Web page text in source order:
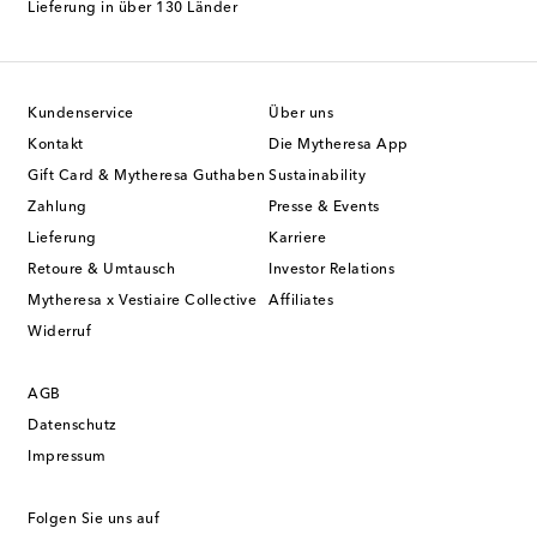
Lieferung in über 130 Länder
Kundenservice
Kontakt
Gift Card & Mytheresa Guthaben
Zahlung
Lieferung
Retoure & Umtausch
Mytheresa x Vestiaire Collective
Widerruf
Über uns
Die Mytheresa App
Sustainability
Presse & Events
Karriere
Investor Relations
Affiliates
AGB
Datenschutz
Impressum
Folgen Sie uns auf